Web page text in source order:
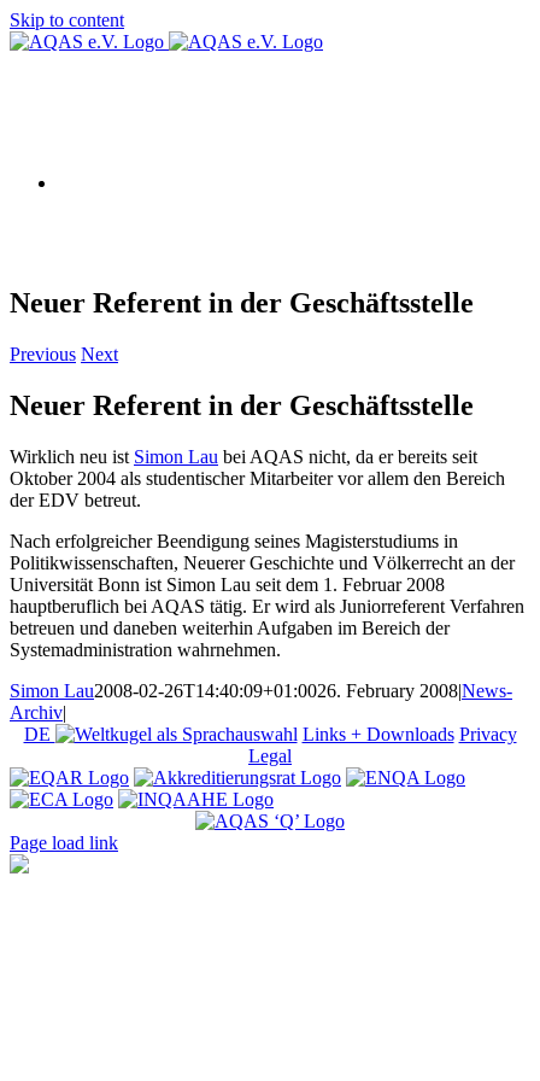
Skip to content
Neuer Referent in der Geschäftsstelle
Previous Next
Neuer Referent in der Geschäftsstelle
Wirklich neu ist Simon Lau bei AQAS nicht, da er bereits seit
Oktober 2004 als studentischer Mitarbeiter vor allem den Bereich
der EDV betreut.
Nach erfolgreicher Beendigung seines Magisterstudiums in
Politikwissenschaften, Neuerer Geschichte und Völkerrecht an der
Universität Bonn ist Simon Lau seit dem 1. Februar 2008
hauptberuflich bei AQAS tätig. Er wird als Juniorreferent Verfahren
betreuen und daneben weiterhin Aufgaben im Bereich der
Systemadministration wahrnehmen.
Simon Lau2008-02-26T14:40:09+01:0026. February 2008|News-
Archiv|
DE
Links + Downloads Privacy
Legal
Page load link